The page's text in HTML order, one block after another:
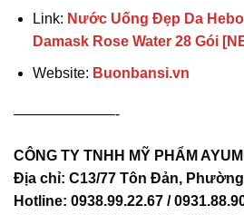
Link: Nước Uống Đẹp Da
Damask Rose Water 28 Gói
Website: Buonbansi.vn
———————-
CÔNG TY TNHH MỸ PHẨM AYUMI
Địa chỉ: C13/77 Tôn Đản, Phường
Hotline: 0938.99.22.67 /